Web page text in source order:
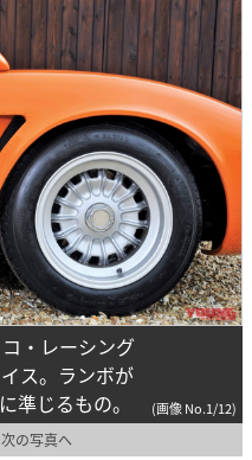
・レーシング
ス。ランボが
準じるもの。
(画像 No.1/12)
の写真へ